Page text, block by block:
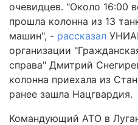
очевидцев. "Около 16:00
прошла колонна из 13
машин", - рассказал
организации
справа" Дмитрий
колонна приехала из
ранее зашла Нацгвардия.
Командующий АТО в